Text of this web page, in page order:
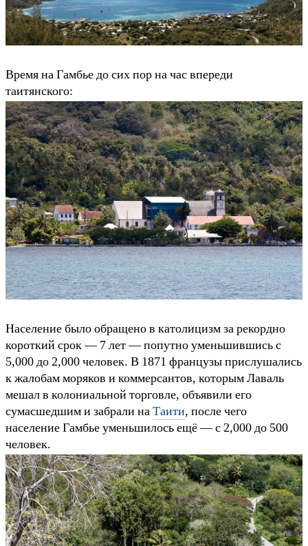
Время на Гамбье до сих пор на час впереди
таитянского:
Население было обращено в католицизм за рекордно
короткий срок — 7 лет — попутно уменьшившись с
5,000 до 2,000 человек. В 1871 французы прислушались
к жалобам моряков и коммерсантов, которым Лаваль
мешал в колониальной торговле, объявили его
сумасшедшим и забрали наТаити, после чего
население Гамбье уменьшилось ещё — с 2,000 до 500
человек.